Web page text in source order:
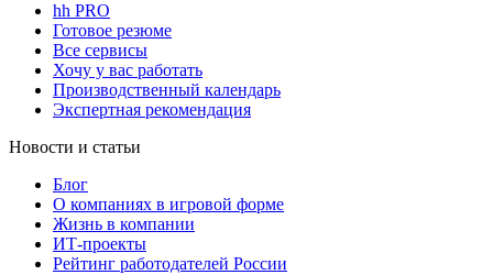
hh PRO
Готовое резюме
Все сервисы
Хочу у вас работать
Производственный календарь
Экспертная рекомендация
Новости и статьи
Блог
О компаниях в игровой форме
Жизнь в компании
ИТ-проекты
Рейтинг работодателей России